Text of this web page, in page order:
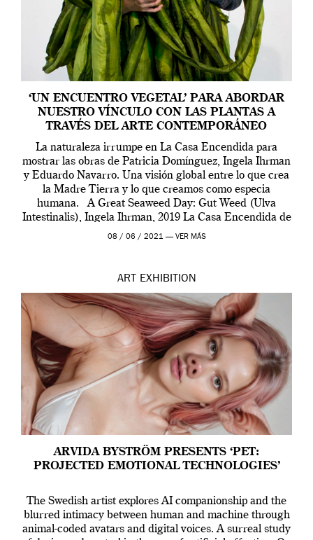
‘UN ENCUENTRO VEGETAL’ PARA ABORDAR
NUESTRO VÍNCULO CON LAS PLANTAS A
TRAVÉS DEL ARTE CONTEMPORÁNEO
La naturaleza irrumpe en La Casa Encendida para
mostrar las obras de Patricia Domínguez, Ingela Ihrman
y Eduardo Navarro. Una visión global entre lo que crea
la Madre Tierra y lo que creamos como especia
humana. A Great Seaweed Day: Gut Weed (Ulva
Intestinalis), Ingela Ihrman, 2019 La Casa Encendida de
Madrid y la Wellcome […]
08 / 06 / 2021 — VER MÁS
ART EXHIBITION
ARVIDA BYSTRÖM PRESENTS ‘PET:
PROJECTED EMOTIONAL TECHNOLOGIES’
The Swedish artist explores AI companionship and the
blurred intimacy between human and machine through
animal-coded avatars and digital voices. A surreal study